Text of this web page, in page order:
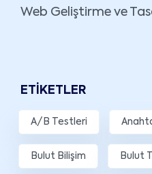
Web Geliştirme ve
ETIKETLER
A/B Testleri
Bulut Bilişim Bulut